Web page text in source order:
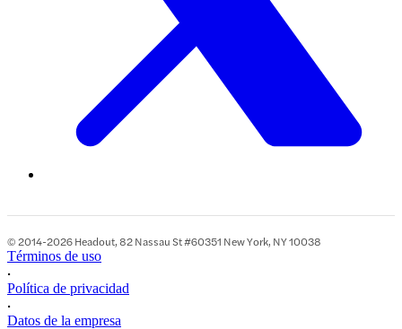
© 2014-2026 Headout, 82 Nassau St #60351 New York, NY 10038
Términos de uso
•
Política de privacidad
•
Datos de la empresa